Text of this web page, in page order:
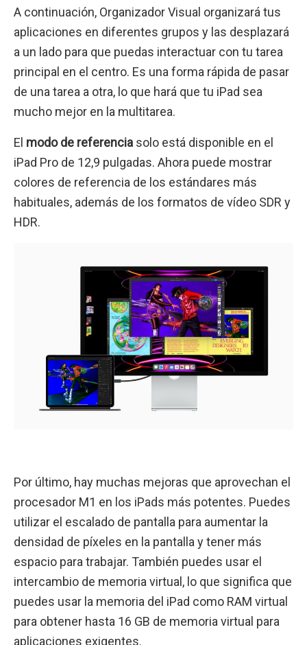
A continuación, Organizador Visual organizará tus
aplicaciones en diferentes grupos y las desplazará
a un lado para que puedas interactuar con tu tarea
principal en el centro. Es una forma rápida de pasar
de una tarea a otra, lo que hará que tu iPad sea
mucho mejor en la multitarea.
El modo de referencia solo está disponible en el
iPad Pro de 12,9 pulgadas. Ahora puede mostrar
colores de referencia de los estándares más
habituales, además de los formatos de vídeo SDR y
HDR.
Por último, hay muchas mejoras que aprovechan el
procesador M1 en los iPads más potentes. Puedes
utilizar el escalado de pantalla para aumentar la
densidad de píxeles en la pantalla y tener más
espacio para trabajar. También puedes usar el
intercambio de memoria virtual, lo que significa que
puedes usar la memoria del iPad como RAM virtual
para obtener hasta 16 GB de memoria virtual para
aplicaciones exigentes.